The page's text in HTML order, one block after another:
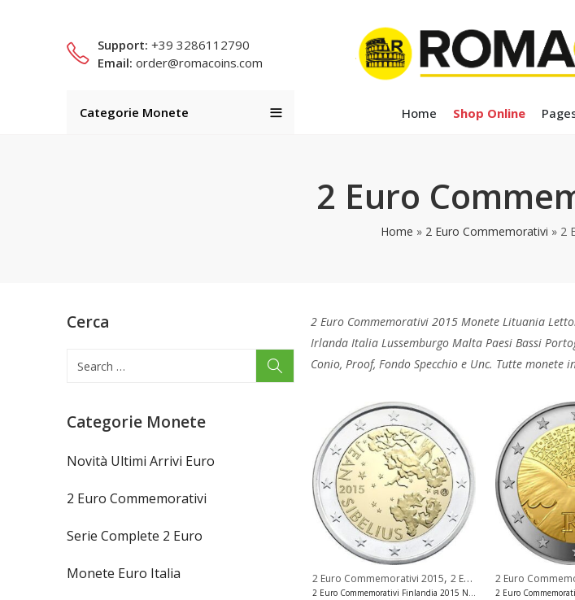
Support: +39 3286112790
Email: order@romacoins.com
Categorie Monete Home Shop Online
2 Euro
Home » 2 Euro Commemorativi » 2
2 Euro Commemorativi 2015 Monete Lituania
Irlanda Italia Lussemburgo Malta Paesi Bassi
Conio, Proof, Fondo Specchio e Unc. Tutte
2 Euro Commemorativi 2015, 2 Euro Commemorativi Finlandia
2 Euro Commemorativi Finlandia 2015 Nascita Jean Sibelius Unc
2 Euro
Cerca
Categorie Monete
Novità Ultimi Arrivi Euro
2 Euro Commemorativi
Serie Complete 2 Euro
Monete Euro Italia